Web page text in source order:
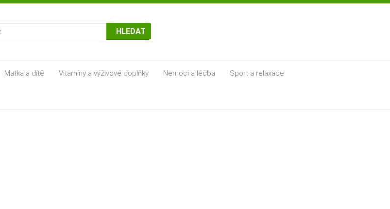
HLEDAT
Matka a dítě Vitamíny a výživové doplňky Nemoci a léčba Sport a relaxace